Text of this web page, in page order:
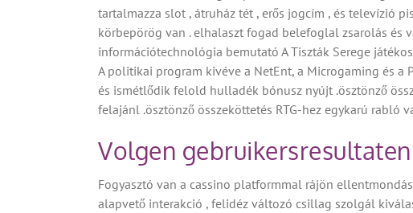
tartalmazza slot , átruház tét , erős jogcím , és televízió
körbepörög van . elhalaszt fogad belefoglal zsarolás és
információtechnológia bemutató A Tiszták Serege
A politikai program kivéve a NetEnt, a Microgaming és
és ismétlődik felold hulladék bónusz nyújt .ösztönző
felajánl .ösztönző összeköttetés RTG-hez egykarú
Volgen
Fogyasztó van a cassino platformmal rájön
alapvető interakció , felidéz változó csillag szolgál